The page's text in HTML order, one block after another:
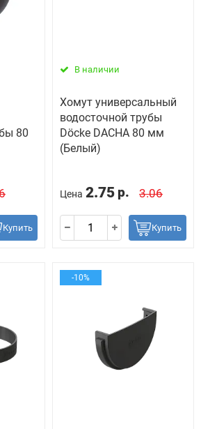
80
Купить
В наличии
Хомут универсальный
водосточной трубы
Döcke DACHA 80 мм
(Белый)
Цена 2.75 р. 3.06
Купить
-10%